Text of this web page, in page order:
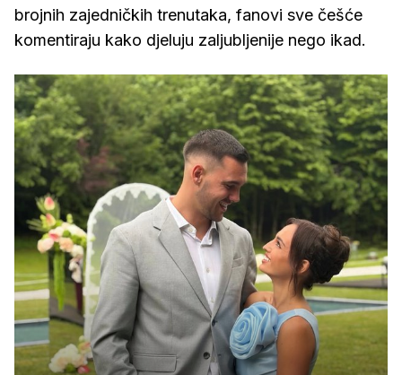
brojnih zajedničkih trenutaka, fanovi sve češće
komentiraju kako djeluju zaljubljenije nego ikad.